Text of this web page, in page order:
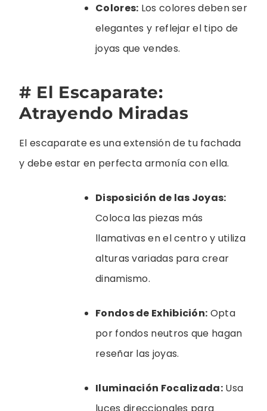
Colores: Los colores deben ser
elegantes y reflejar el tipo de
joyas que vendes.
# El Escaparate:
Atrayendo Miradas
El escaparate es una extensión de tu fachada
y debe estar en perfecta armonía con ella.
Disposición de las Joyas:
Coloca las piezas más
llamativas en el centro y utiliza
alturas variadas para crear
dinamismo.
Fondos de Exhibición: Opta
por fondos neutros que hagan
reseñar las joyas.
Iluminación Focalizada:Usa
luces direccionales para